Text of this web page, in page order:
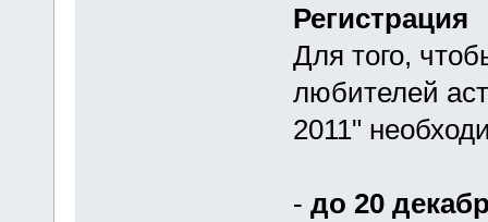
Регистрация
Для того,
любителей
2011"
- до 20